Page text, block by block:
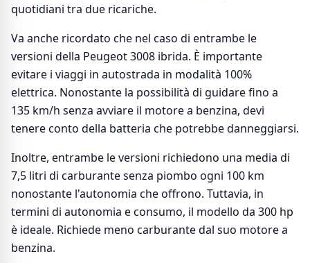
quotidiani tra due ricariche.
Va anche ricordato che nel caso di entrambe le
versioni della Peugeot 3008 ibrida. È importante
evitare i viaggi in autostrada in modalità 100%
elettrica. Nonostante la possibilità di guidare fino a
135 km/h senza avviare il motore a benzina, devi
tenere conto della batteria che potrebbe danneggiarsi.
Inoltre, entrambe le versioni richiedono una media di
7,5 litri di carburante senza piombo ogni 100 km
nonostante l'autonomia che offrono. Tuttavia, in
termini di autonomia e consumo, il modello da 300 hp
è ideale. Richiede meno carburante dal suo motore a
benzina.